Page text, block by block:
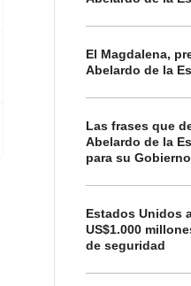
El Magdalena,
Abelardo de la
Las frases que
Abelardo de la
para su Gobierno
Estados Unidos
US$1.000
de seguridad